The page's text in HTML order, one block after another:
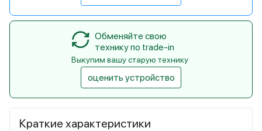
Краткие характеристики
Обменяйте свою
технику по trade-in
Выкупим вашу старую технику
оценить устройство